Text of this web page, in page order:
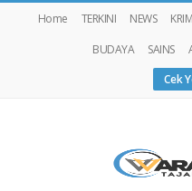
Home TERKINI NEWS
BUDAYA
SAINS
Cek